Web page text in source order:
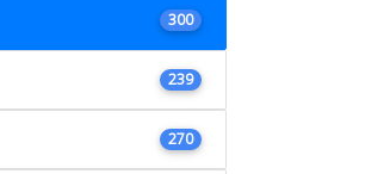
300
239
270